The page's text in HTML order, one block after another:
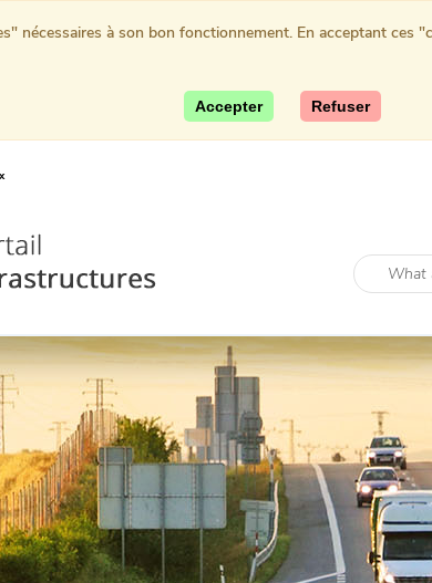
nécessaires à son bon fonctionnement. En acceptant
Accepter Refuser